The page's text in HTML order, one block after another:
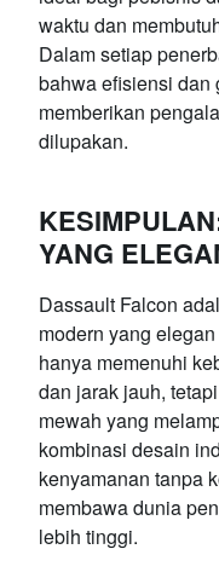
waktu dan
Dalam setiap
bahwa efisiensi dan
memberikan
dilupakan.
YANG
Dassault Falcon
modern yang
hanya memenuhi
dan jarak jauh,
mewah yang
kombinasi desain
kenyamanan tanpa
membawa dunia
lebih tinggi.